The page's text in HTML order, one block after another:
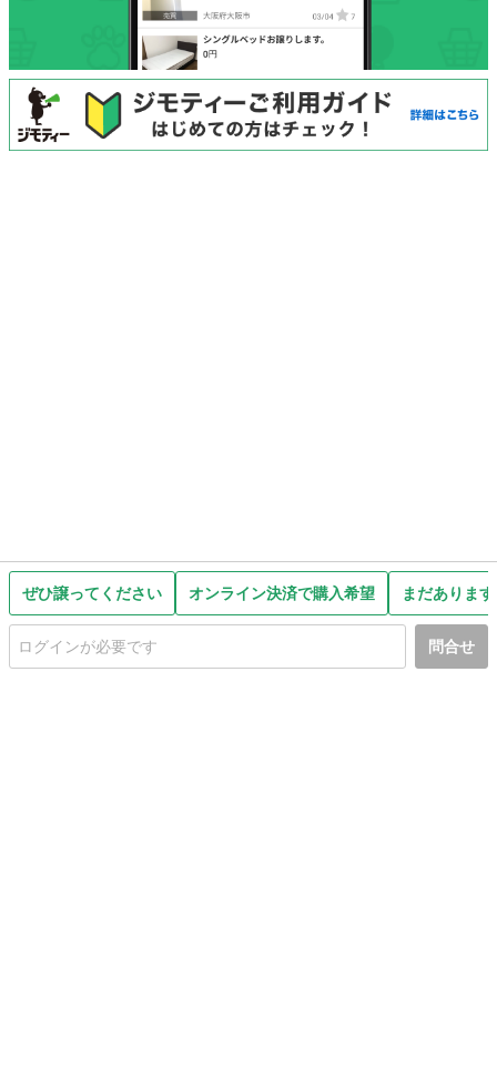
ぜひ譲ってください オンライン決済で購入希望 まだありま
問合せ